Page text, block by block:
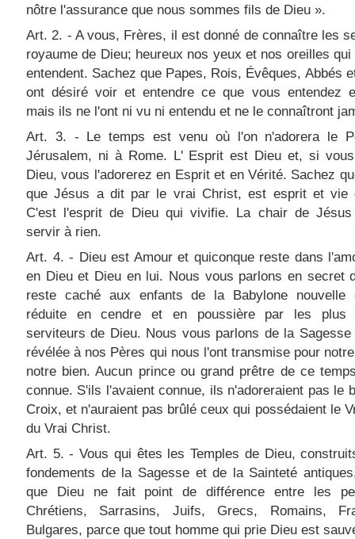
nôtre l'assurance que nous sommes fils de Dieu ».
Art. 2. - A vous, Frères, il est donné de connaître les
royaume de Dieu; heureux nos yeux et nos oreilles
entendent. Sachez que Papes, Rois, Évêques, Abbés
ont désiré voir et entendre ce que vous entendez
mais ils ne l'ont ni vu ni entendu et ne le connaîtront
Art. 3. - Le temps est venu où l'on n'adorera le
Jérusalem, ni à Rome. L' Esprit est Dieu et, si
Dieu, vous l'adorerez en Esprit et en Vérité. Sachez
que Jésus a dit par le vrai Christ, est esprit et vie
C'est l'esprit de Dieu qui vivifie. La chair de
servir à rien.
Art. 4. - Dieu est Amour et quiconque reste dans
en Dieu et Dieu en lui. Nous vous parlons en secret
reste caché aux enfants de la Babylone nouvelle
réduite en cendre et en poussière par les plus
serviteurs de Dieu. Nous vous parlons de la Sagesse
révélée à nos Pères qui nous l'ont transmise pour
notre bien. Aucun prince ou grand prêtre de ce
connue. S'ils l'avaient connue, ils n'adoreraient pas le
Croix, et n'auraient pas brûlé ceux qui possédaient le
du Vrai Christ.
Art. 5. - Vous qui êtes les Temples de Dieu,
fondements de la Sagesse et de la Sainteté
que Dieu ne fait point de différence entre les
Chrétiens, Sarrasins, Juifs, Grecs, Romains,
Bulgares, parce que tout homme qui prie Dieu est